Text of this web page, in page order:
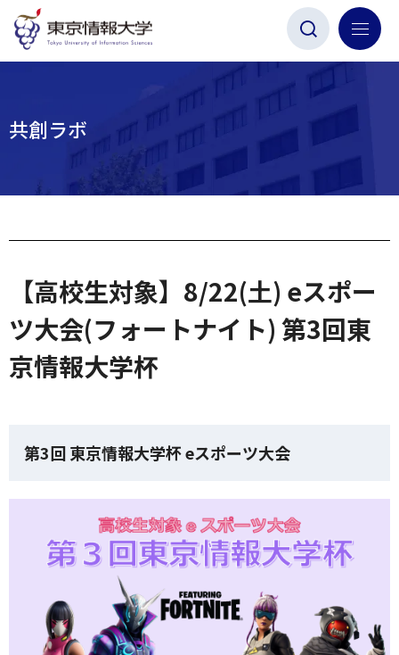
ー
ナ
シ
へ
カ
ビ
ョ
タ
共創ラボ
【高校生対象】8/22(土) eスポー
ツ大会(フォートナイト) 第3回東
京情報大学杯
第3回 東京情報大学杯 eスポーツ大会